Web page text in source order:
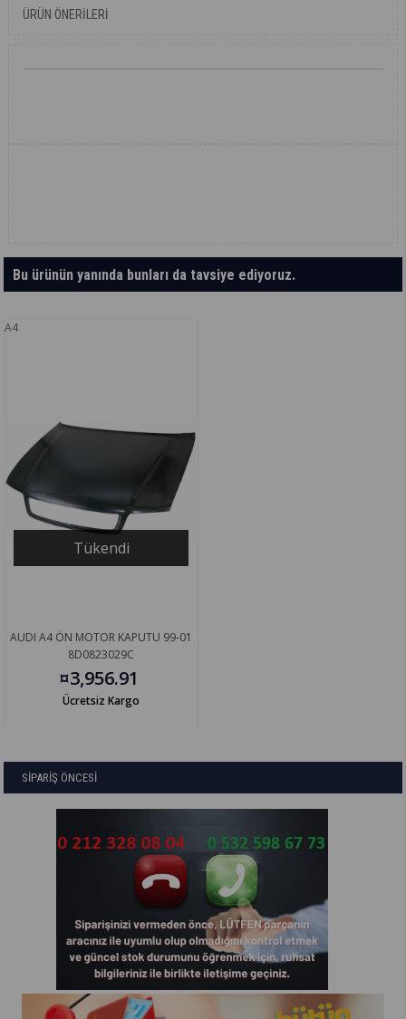
ÜRÜN ÖNERILERI
Bu ürünün yanında bunları da tavsiye ediyoruz.
A4
Tükendi
AUDI A4 ÖN MOTOR KAPUTU 99-01
8D0823029C
¤3,956.91
Ücretsiz Kargo
SİPARİŞ ÖNCESİ